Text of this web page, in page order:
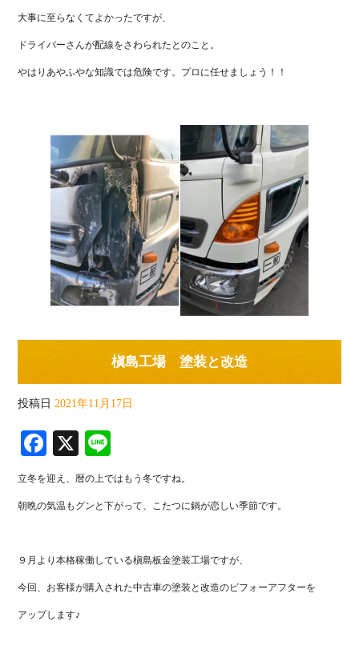
大事に至らなくてよかったですが、
ドライバーさんが配線をさわられたとのこと。
やはりあやふやな知識では危険です。プロに任せましょう！！
槇島工場 塗装と改造
投稿日 2021年11月17日
Fa
ce
bo
ok
X
ne
立冬を迎え、暦の上ではもう冬ですね。
朝晩の気温もグンと下がって、こたつに鍋が恋しい季節です。
９月より本格稼働している槇島板金塗装工場ですが、
今回、お客様が購入された中古車の塗装と改造のビフォーアフターを
アップします♪